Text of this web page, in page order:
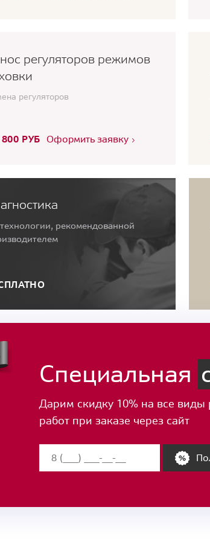
регуляторов режимов
регуляторов
РУБ Оформить заявку
рекомендованной
Специальная
Дарим скидку 10% на все
работ при заказе через сайт